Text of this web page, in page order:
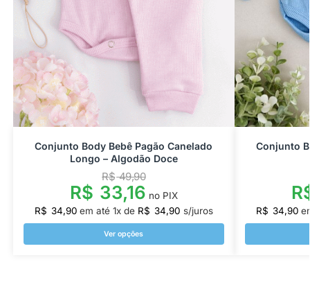
Conjunto Body Bebê Pagão Canelado
Longo – Algodão Doce
R$49,90
R$ 33,16 no PIX
R$ 34,90 em até 1x de R$ 34,90 s/juros
Ver opções
Conjunto
R$ 34,90